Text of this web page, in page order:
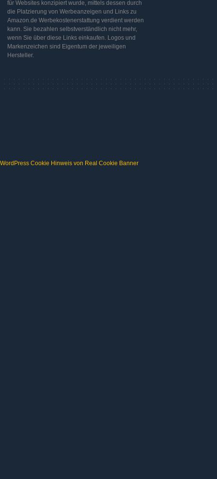
für Websites konzipiert wurde, mittels dessen durch
die Platzierung von Werbeanzeigen und Links zu
Amazon.de Werbekostenerstattung verdient werden
kann. Sie bezahlen selbstverständlich nicht mehr,
wenn Sie über diese Links einkaufen. Logos und
Markenzeichen sind Eigentum der jeweiligen
Hersteller.
WordPress Cookie Hinweis von Real Cookie Banner